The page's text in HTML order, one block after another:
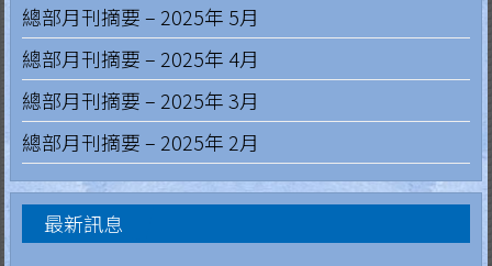
n
g
總部月刊摘要 – 2025年 5月
總部月刊摘要 – 2025年 4月
總部月刊摘要 – 2025年 3月
總部月刊摘要 – 2025年 2月
最新訊息